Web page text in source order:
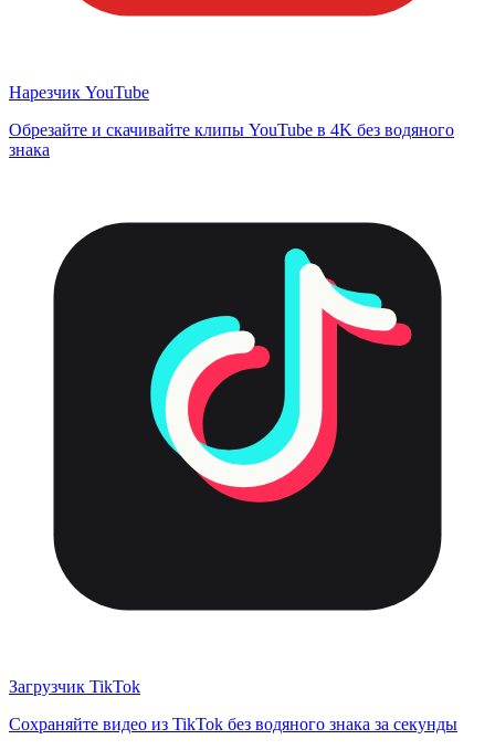
Нарезчик YouTube
Обрезайте и скачивайте клипы YouTube в 4K без водяного
знака
Загрузчик TikTok
Сохраняйте видео из TikTok без водяного знака за секунды